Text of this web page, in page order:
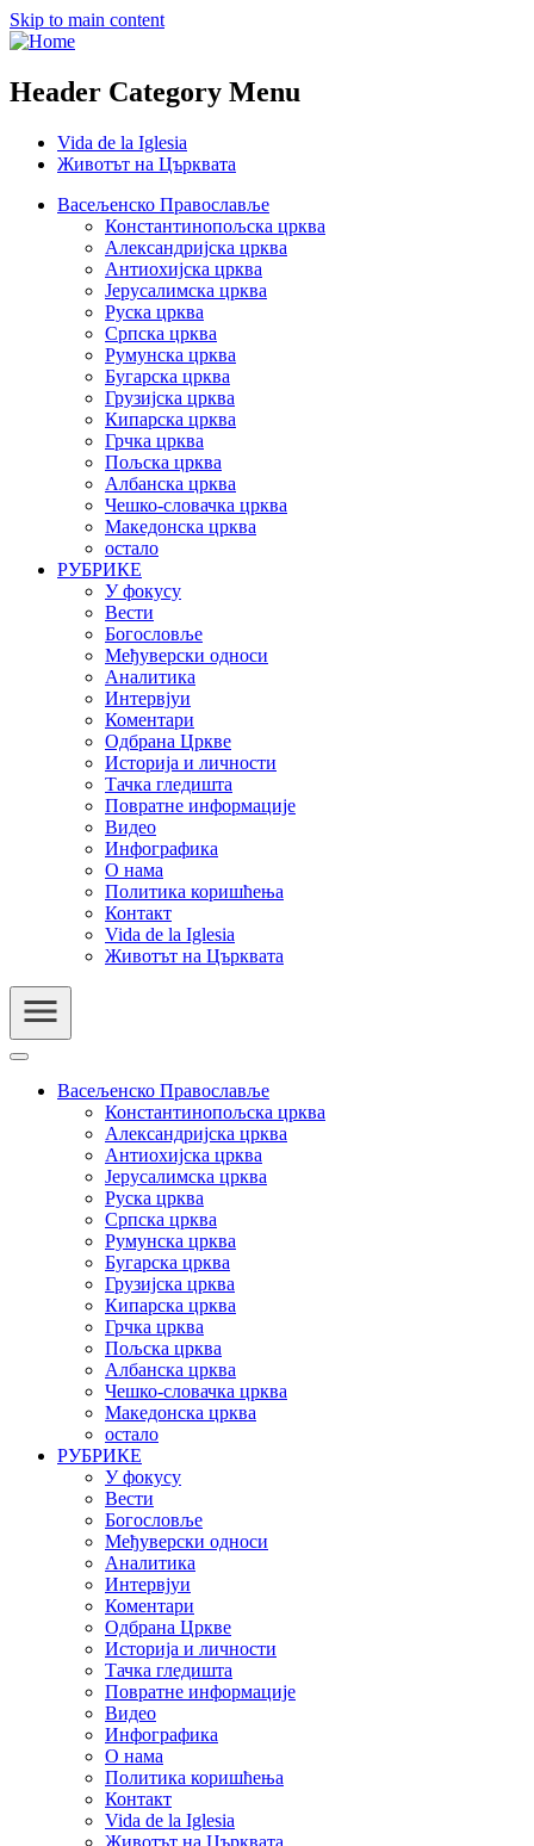
Skip to main content
Header Category Menu
Vida de la Iglesia
Животът на Църквата
Васељенско Православље
Константинопољска црква
Александријска црква
Антиохијска црква
Јерусалимска црква
Руска црква
Српска црква
Румунска црква
Бугарска црква
Грузијска црква
Кипарска црква
Грчка црква
Пољска црква
Албанска црква
Чешко-словачка црква
Македонска црква
остало
РУБРИКЕ
У фокусу
Вести
Богословље
Међуверски односи
Аналитика
Интервјуи
Коментари
Одбрана Цркве
Историја и личности
Тачка гледишта
Повратне информације
Видео
Инфографика
О нама
Политика коришћења
Контакт
Vida de la Iglesia
Животът на Църквата
Васељенско Православље
Константинопољска црква
Александријска црква
Антиохијска црква
Јерусалимска црква
Руска црква
Српска црква
Румунска црква
Бугарска црква
Грузијска црква
Кипарска црква
Грчка црква
Пољска црква
Албанска црква
Чешко-словачка црква
Македонска црква
остало
РУБРИКЕ
У фокусу
Вести
Богословље
Међуверски односи
Аналитика
Интервјуи
Коментари
Одбрана Цркве
Историја и личности
Тачка гледишта
Повратне информације
Видео
Инфографика
О нама
Политика коришћења
Контакт
Vida de la Iglesia
Животът на Църквата